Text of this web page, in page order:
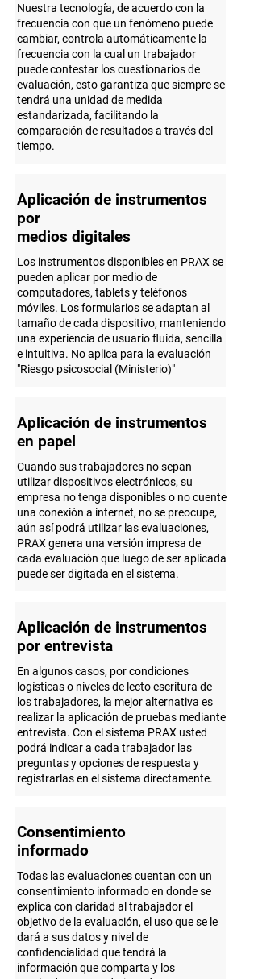
Nuestra tecnología, de acuerdo con la
frecuencia con que un fenómeno puede
cambiar, controla automáticamente la
frecuencia con la cual un trabajador
puede contestar los cuestionarios de
evaluación, esto garantiza que siempre se
tendrá una unidad de medida
estandarizada, facilitando la
comparación de resultados a través del
tiempo.
Aplicación de instrumentos
por
medios digitales
Los instrumentos disponibles en PRAX se
pueden aplicar por medio de
computadores, tablets y teléfonos
móviles. Los formularios se adaptan al
tamaño de cada dispositivo, manteniendo
una experiencia de usuario fluida, sencilla
e intuitiva. No aplica para la evaluación
"Riesgo psicosocial (Ministerio)"
Aplicación de instrumentos
en papel
Cuando sus trabajadores no sepan
utilizar dispositivos electrónicos, su
empresa no tenga disponibles o no cuente
una conexión a internet, no se preocupe,
aún así podrá utilizar las evaluaciones,
PRAX genera una versión impresa de
cada evaluación que luego de ser aplicada
puede ser digitada en el sistema.
Aplicación de instrumentos
por entrevista
En algunos casos, por condiciones
logísticas o niveles de lecto escritura de
los trabajadores, la mejor alternativa es
realizar la aplicación de pruebas mediante
entrevista. Con el sistema PRAX usted
podrá indicar a cada trabajador las
preguntas y opciones de respuesta y
registrarlas en el sistema directamente.
Consentimiento
informado
Todas las evaluaciones cuentan con un
consentimiento informado en donde se
explica con claridad al trabajador el
objetivo de la evaluación, el uso que se le
dará a sus datos y nivel de
confidencialidad que tendrá la
información que comparta y los